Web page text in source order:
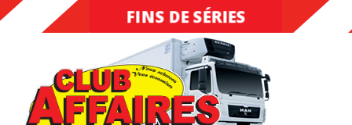
DESTOCKAGE
FINS DE SÉRIES